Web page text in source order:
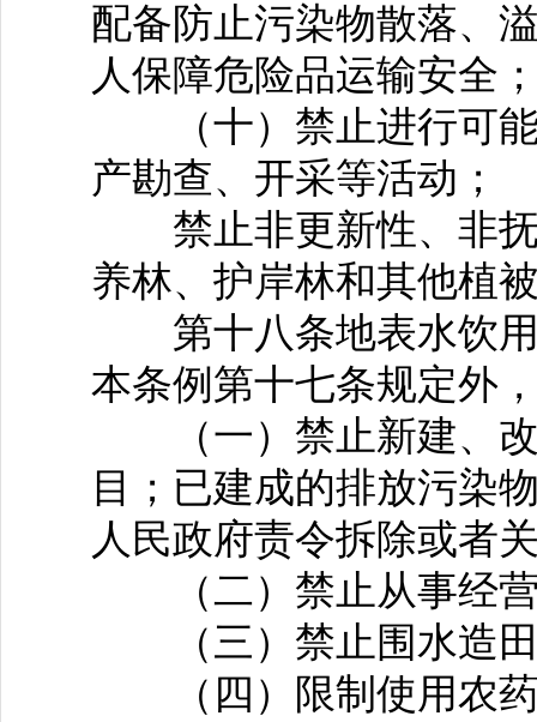
配备防止污染物散落、
人保障危险品运输安全
（十）禁止进行可能
产勘查、开采等活动；
禁止非更新性、非抚
养林、护岸林和其他植
第十八条地表水饮用
本条例第十七条规定外
（一）禁止新建、改
目；已建成的排放污染
人民政府责令拆除或者
（二）禁止从事经营
（三）禁止围水造
（四）限制使用农药